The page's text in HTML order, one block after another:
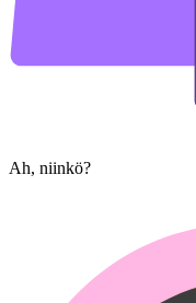
Ah, niinkö?